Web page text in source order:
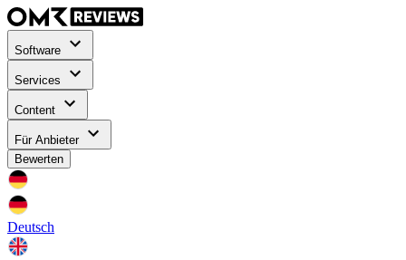
Software
Services
Content
Für Anbieter
Bewerten
Deutsch